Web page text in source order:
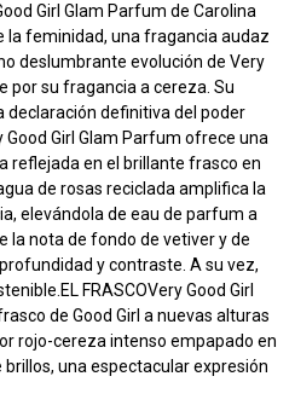
Girl Glam Parfum de Carolina
la feminidad, una fragancia audaz
deslumbrante evolución de Very
por su fragancia a cereza. Su
definitiva del poder
Good Girl Glam Parfum ofrece una
reflejada en el brillante frasco en
de rosas reciclada amplifica la
elevándola de eau de parfum a
la nota de fondo de vetiver y de
y contraste. A su vez,
FRASCOVery Good Girl
de Good Girl a nuevas alturas
rojo-cereza intenso empapado en
una espectacular expresión